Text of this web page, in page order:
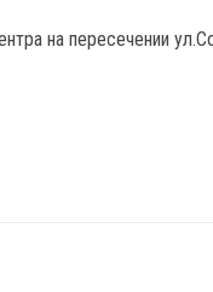
на пересечении